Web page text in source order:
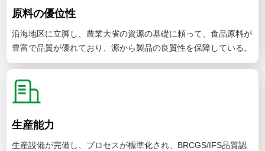
原料の優位性
沿海地区に立脚し、農業大省の資源の基礎に頼って、食品原料が
豊富で品質が優れており、源から製品の良質性を保障している。
生産能力
生産設備が完備し、プロセスが標準化され、BRCGS/IFS品質認